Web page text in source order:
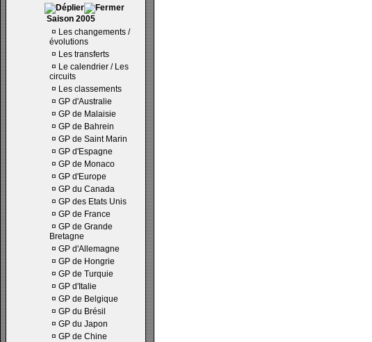
Saison 2005
¤ Les changements /
évolutions
¤ Les transferts
¤ Le calendrier / Les
circuits
¤ Les classements
¤ GP d'Australie
¤ GP de Malaisie
¤ GP de Bahrein
¤ GP de Saint Marin
¤ GP d'Espagne
¤ GP de Monaco
¤ GP d'Europe
¤ GP du Canada
¤ GP des Etats Unis
¤ GP de France
¤ GP de Grande
Bretagne
¤ GP d'Allemagne
¤ GP de Hongrie
¤ GP de Turquie
¤ GP d'Italie
¤ GP de Belgique
¤ GP du Brésil
¤ GP du Japon
¤ GP de Chine